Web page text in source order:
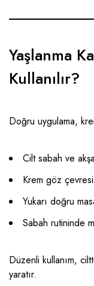
Yaşlanma
Kullanılır?
Doğru uygulama,
Cilt sabah ve
Krem göz
Yukarı doğru
Sabah rutininde
Düzenli kullanım,
yaratır.